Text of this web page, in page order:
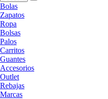
Bolas
Zapatos
Ropa
Bolsas
Palos
Carritos
Guantes
Accesorios
Outlet
Rebajas
Marcas